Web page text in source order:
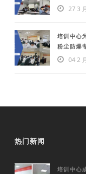
27 3
培训中心
粉尘防爆
04 2
热门新闻
培训中心